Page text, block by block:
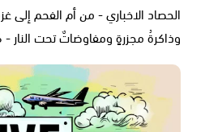
الحصاد الاخباري - من أم الفحم إلى
وذاكرةُ مجزرةٍ ومفاوضاتٌ تحت النار - 04.08.2026